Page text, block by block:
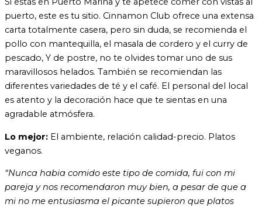
puerto, este es tu sitio. Cinnamon Club ofrece una extensa
carta totalmente casera, pero sin duda, se recomienda el
pollo con mantequilla, el masala de cordero y el curry de
pescado, Y de postre, no te olvides tomar uno de sus
maravillosos helados. También se recomiendan las
diferentes variedades de té y el café. El personal del local
es atento y la decoración hace que te sientas en una
agradable atmósfera.
Lo mejor: El ambiente, relación calidad-precio. Platos
veganos.
“Nunca habia comido este tipo de comida, fui con mi
pareja y nos recomendaron muy bien, a pesar de que a
mi no me entusiasma el picante supieron que platos